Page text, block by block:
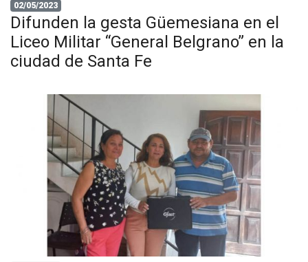
02/05/2023
Difunden la gesta Güemesiana en el
Liceo Militar “General Belgrano” en la
ciudad de Santa Fe